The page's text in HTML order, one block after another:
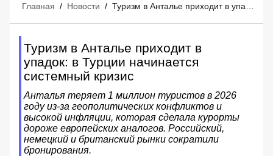
Главная / Новости /
Туризм в Анталье приходит в
упадок: в Турции начинается
системный кризис
Анталья теряет 1 миллион туристов в 2026
году из-за геополитических конфликтов и
высокой инфляции, которая сделала курорты
дороже европейских аналогов. Российский,
немецкий и британский рынки сократили
бронирования.